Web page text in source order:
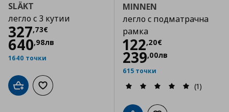
SLÄKT
легло с 3 кутии
327,73€
Цена
640,98лв
1640 точки
Добави в кошницата
Добави към списъка с любими
MINNEN
легло с подматрачна
рамка
122,20€
Цена
239,00лв
615 точки
(1)